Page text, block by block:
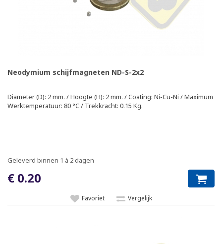
Neodymium schijfmagneten ND-S-2x2
Diameter (D): 2 mm. / Hoogte (H): 2 mm. / Coating: Ni-Cu-Ni / Maximum
Werktemperatuur: 80 °C / Trekkracht: 0.15 Kg.
Geleverd binnen 1 à 2 dagen
€ 0.20
Favoriet Vergelijk